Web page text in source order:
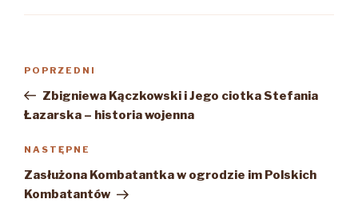
Poprzedni
wpis
POPRZEDNI
Zbigniewa Kączkowski i Jego ciotka Stefania
Łazarska – historia wojenna
Następny
wpis
NASTĘPNE
Zasłużona Kombatantka w ogrodzie im Polskich
Kombatantów